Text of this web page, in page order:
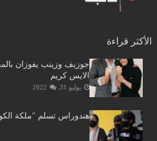
الأكثر قراءة
جوزيف وزينب يفوزان
الايس كريم
يوليو 31, 2022
هندوراس تسلم "ملكة